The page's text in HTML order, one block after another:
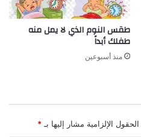
طقس النوم الذي لا يمل منه
طفلك أبداً
منذ أسبوعين
الحقول الإلزامية مشار إليها بـ *